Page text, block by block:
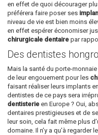
en effet de quoi décourager
préférera faire poser ses
niveau de vie est bien moins
en effet espérer économiser
chirurgicale dentaire par
Des dentistes
Mais la santé du porte-monnaie
de leur engouement pour les
faisant réaliser leurs implants
dentistes de ce pays sera
dentisterie en Europe ? Oui,
dentaires prestigieuses et de
leur soin, cela fait même plus
domaine. Il n’y a qu’à